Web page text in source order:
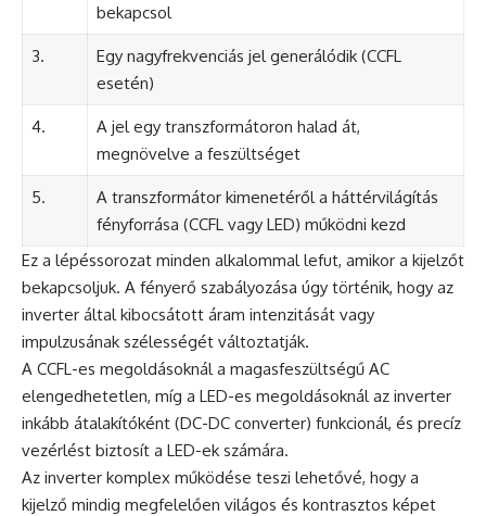
bekapcsol
3.
Egy nagyfrekvenciás jel generálódik (CCFL
esetén)
4.
A jel egy transzformátoron halad át,
megnövelve a feszültséget
5.
A transzformátor kimenetéről a háttérvilágítás
fényforrása (CCFL vagy LED) működni kezd
Ez a lépéssorozat minden alkalommal lefut, amikor a kijelzőt
bekapcsoljuk. A fényerő szabályozása úgy történik, hogy az
inverter által kibocsátott áram intenzitását vagy
impulzusának szélességét változtatják.
A CCFL-es megoldásoknál a magasfeszültségű AC
elengedhetetlen, míg a LED-es megoldásoknál az inverter
inkább átalakítóként (DC-DC converter) funkcionál, és precíz
vezérlést biztosít a LED-ek számára.
Az inverter komplex működése teszi lehetővé, hogy a
kijelző mindig megfelelően világos és kontrasztos képet